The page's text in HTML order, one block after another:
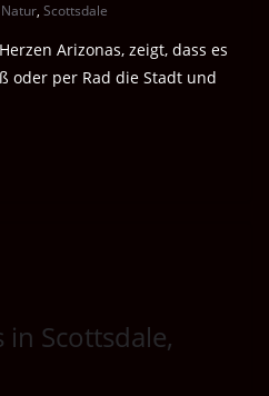
Natur, Scottsdale
Arizonas, zeigt, dass es
oder per Rad die Stadt und
Scottsdale,